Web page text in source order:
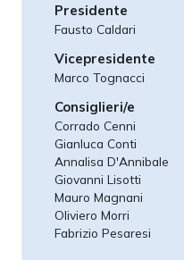
Presidente
Fausto Caldari
Vicepresidente
Marco Tognacci
Consiglieri/e
Corrado Cenni
Gianluca Conti
Annalisa D'Annibale
Giovanni Lisotti
Mauro Magnani
Oliviero Morri
Fabrizio Pesaresi